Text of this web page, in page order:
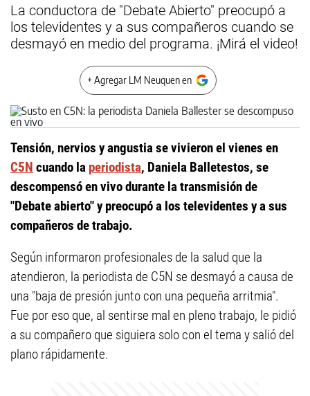
La conductora de "Debate Abierto" preocupó a
los televidentes y a sus compañeros cuando se
desmayó en medio del programa. ¡Mirá el video!
+ Agregar LM Neuquen en
Tensión, nervios y angustia se vivieron el vienes en
C5N cuando la periodista, Daniela Balletestos, se
descompensó en vivo durante la transmisión de
"Debate abierto" y preocupó a los televidentes y a sus
compañeros de trabajo.
Según informaron profesionales de la salud que la
atendieron, la periodista de C5N se desmayó a causa de
una "baja de presión junto con una pequeña arritmia".
Fue por eso que, al sentirse mal en pleno trabajo, le pidió
a su compañero que siguiera solo con el tema y salió del
plano rápidamente.